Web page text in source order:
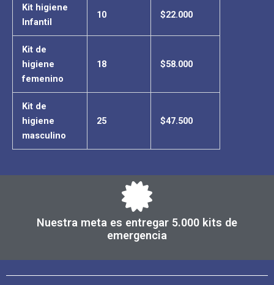
Kit higiene
Infantil
10 $22.000
Kit de
higiene
femenino
18 $58.000
Kit de
higiene
masculino
25 $47.500
Nuestra meta es entregar 5.000 kits de
emergencia